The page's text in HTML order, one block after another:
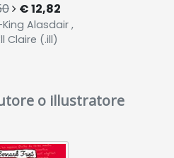
€ 12,82
Alasdair ,
Claire (.ill)
o illustratore